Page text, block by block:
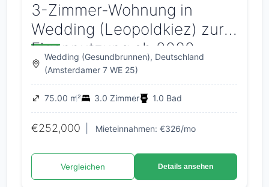
3-Zimmer-Wohnung in
Wedding (Leopoldkiez) zur
Eigennutzung ab 2030
Wedding (Gesundbrunnen), Deutschland
(Amsterdamer 7 WE 25)
75.00 m² 3.0 Zimmer 1.0 Bad
€252,000 Mieteinnahmen: €326/mo
Vergleichen Details ansehen